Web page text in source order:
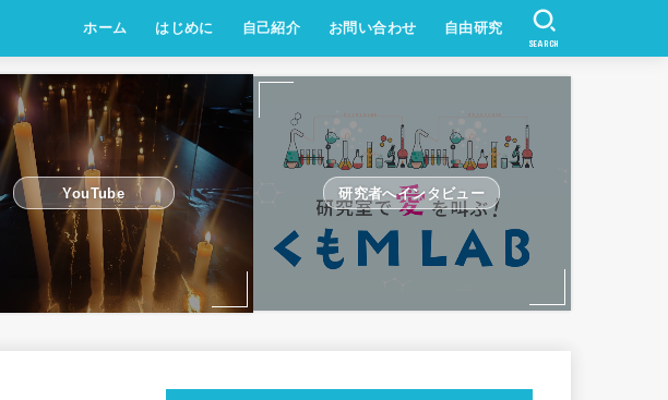
ホーム はじめに 自己紹介 お問い合わせ 自由研究
SEARCH
YouTube 研究者へインタビュー